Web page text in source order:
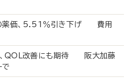
の薬価、5.51％引き下げ 費用
、QOL改善にも期待 阪大加藤
で